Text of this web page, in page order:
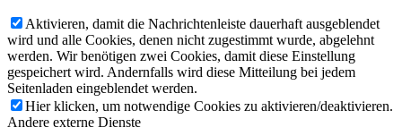
Aktivieren, damit die Nachrichtenleiste dauerhaft ausgeblendet
wird und alle Cookies, denen nicht zugestimmt wurde, abgelehnt
werden. Wir benötigen zwei Cookies, damit diese Einstellung
gespeichert wird. Andernfalls wird diese Mitteilung bei jedem
Seitenladen eingeblendet werden.
Hier klicken, um notwendige Cookies zu aktivieren/deaktivieren.
Andere externe Dienste